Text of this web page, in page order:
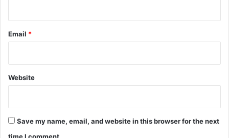
Email *
Website
Save my name, email, and website in this browser for the next